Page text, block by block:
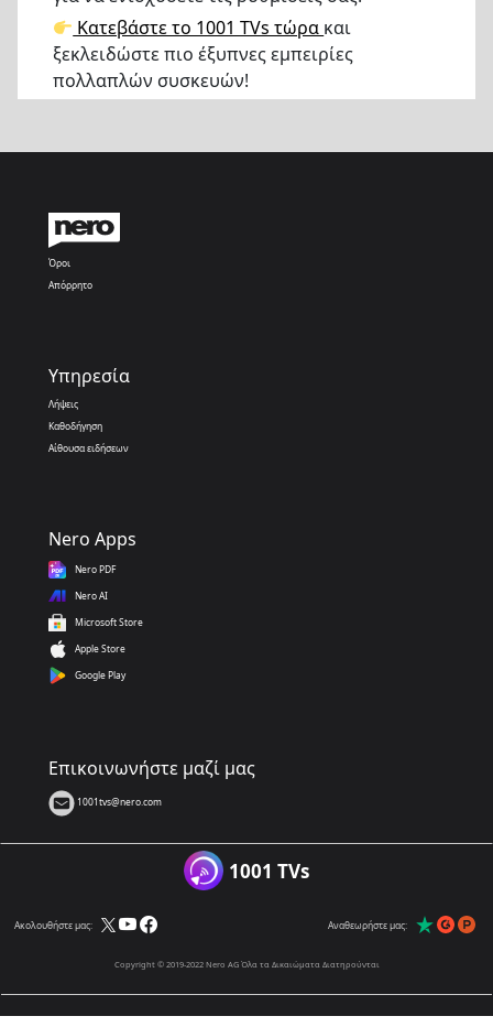
Κατεβάστε το 1001 TVs τώρα και
ξεκλειδώστε πιο έξυπνες εμπειρίες
πολλαπλών συσκευών!
Όροι
Απόρρητο
Υπηρεσία
Λήψεις
Καθοδήγηση
Αίθουσα ειδήσεων
Nero Apps
Nero PDF
Nero AI
Microsoft Store
Apple Store
Google Play
Επικοινωνήστε μαζί μας
1001tvs@nero.com
1001 TVs
Ακολουθήστε μας: Αναθεωρήστε μας:
Copyright © 2019-2022 Nero AG Όλα τα Δικαιώματα Διατηρούνται